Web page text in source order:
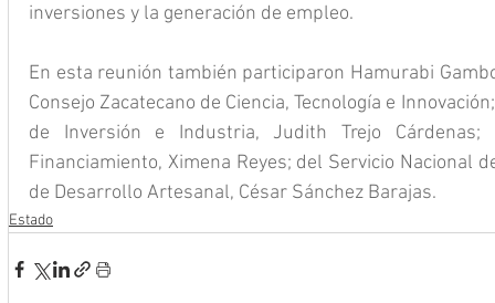
inversiones y la generación de empleo.
En esta reunión también participaron Hamurabi
Consejo Zacatecano de Ciencia, Tecnología e
de Inversión e Industria, Judith Trejo
Financiamiento, Ximena Reyes; del Servicio Nacional
de Desarrollo Artesanal, César Sánchez Barajas.
Estado